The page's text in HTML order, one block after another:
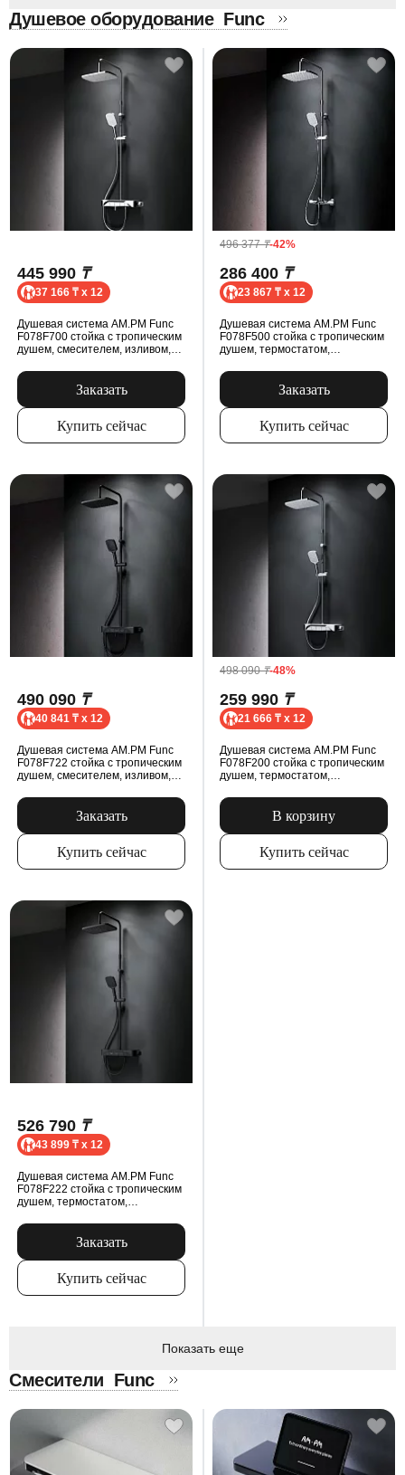
Душевое оборудование Func
445 990 ₸
37 166 ₸ x 12
Душевая система AM.PM Func
F078F700 стойка с тропическим
душем, смесителем, изливом,
Заказать
Купить сейчас
496 377₸-42%
286 400 ₸
23 867 ₸ x 12
Душевая система AM.PM Func
F078F500 стойка с тропическим
душем, термостатом,
Заказать
Купить сейчас
490 090 ₸
40 841 ₸ x 12
Душевая система AM.PM Func
F078F722 стойка с тропическим
душем, смесителем, изливом,
Заказать
Купить сейчас
498 090₸-48%
259 990 ₸
21 666 ₸ x 12
Душевая система AM.PM Func
F078F200 стойка с тропическим
душем, термостатом,
В корзину
Купить сейчас
526 790 ₸
43 899 ₸ x 12
Душевая система AM.PM Func
F078F222 стойка с тропическим
душем, термостатом,
Заказать
Купить сейчас
Показать еще
Смесители Func